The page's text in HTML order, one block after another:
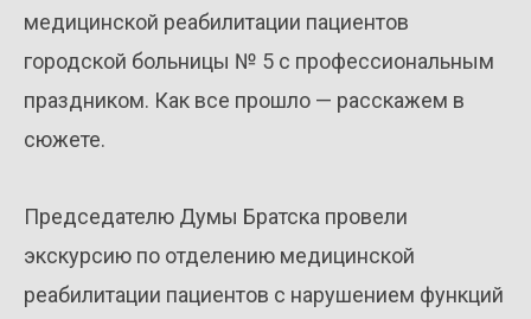
медицинской реабилитации пациентов
городской больницы № 5 с профессиональным
праздником. Как все прошло — расскажем в
сюжете.
Председателю Думы Братска провели
экскурсию по отделению медицинской
реабилитации пациентов с нарушением функций